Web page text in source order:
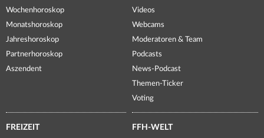
Wochenhoroskop
Monatshoroskop
Jahreshoroskop
Partnerhoroskop
Aszendent
Videos
Webcams
Moderatoren & Team
Podcasts
News-Podcast
Themen-Ticker
Voting
FREIZEIT FFH-WELT